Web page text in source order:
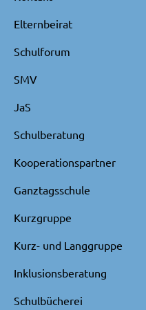
Elternbeirat
Schulforum
SMV
JaS
Schulberatung
Kooperationspartner
Ganztagsschule
Kurzgruppe
Kurz- und Langgruppe
Inklusionsberatung
Schulbücherei